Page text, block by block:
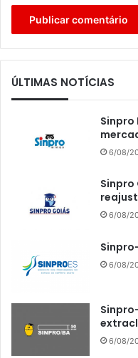
ÚLTIMAS NOTÍCIAS
Sinpro
6/08/
Sinpro
6/08/
6/08/
6/08/